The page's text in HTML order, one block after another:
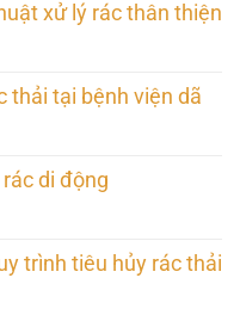
xử lý rác thân thiện
thải tại bệnh viện dã
di động
trình tiêu hủy rác thải